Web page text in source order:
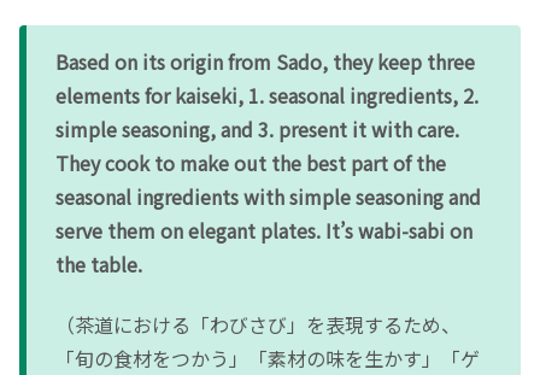
Based on its origin from Sado, they keep three
elements for kaiseki, 1. seasonal ingredients, 2.
simple seasoning, and 3. present it with care.
They cook to make out the best part of the
seasonal ingredients with simple seasoning and
serve them on elegant plates. It’s wabi-sabi on
the table.
（茶道における「わびさび」を表現するため、
「旬の食材をつかう」「素材の味を生かす」「ゲ